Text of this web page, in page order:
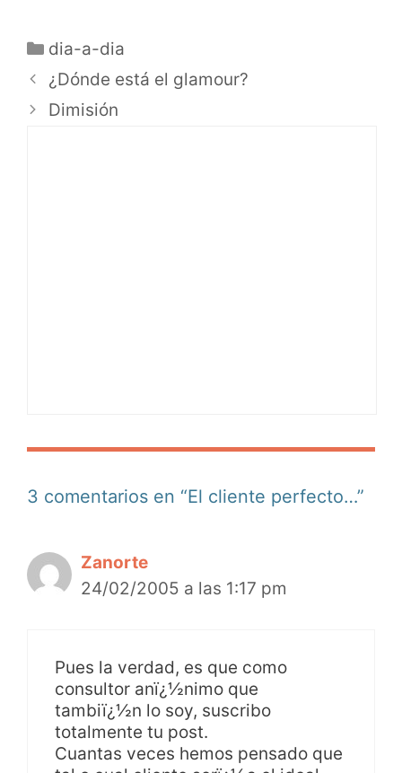
dia-a-dia
¿Dónde está el glamour?
Dimisión
3 comentarios en “El cliente perfecto…”
Zanorte
24/02/2005 a las 1:17 pm
Pues la verdad, es que como
consultor anï¿½nimo que
tambiï¿½n lo soy, suscribo
totalmente tu post.
Cuantas veces hemos pensado que